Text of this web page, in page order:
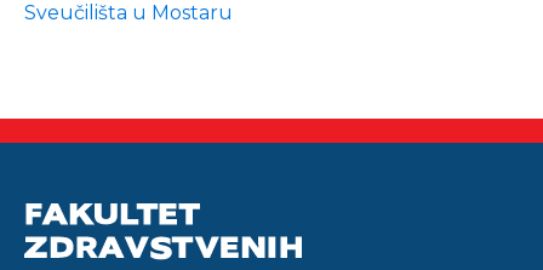
Sveučilišta u Mostaru